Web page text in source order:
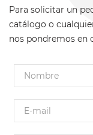
Para solicitar un
catálogo o
nos pondremos en